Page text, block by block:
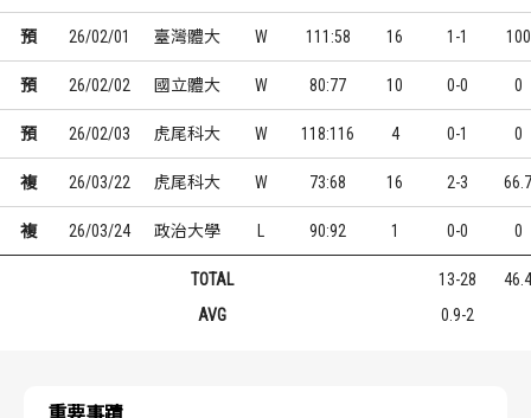
預 26/02/01 臺灣體大 W 111:58 16 1-1 100
預 26/02/02 國立體大 W 80:77 10 0-0 0
預 26/02/03 虎尾科大 W 118:116 4 0-1 0
複 26/03/22 虎尾科大 W 73:68 16 2-3 66.7
複 26/03/24 政治大學 90:92 1 0-0 0
TOTAL 13-28
46.4
AVG
0.9-2